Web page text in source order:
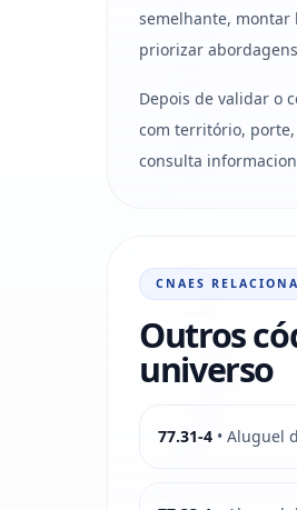
semelhante, montar
priorizar
Depois de validar o
com território,
consulta
CNAES
Outros
universo
77.31-4 • Aluguel